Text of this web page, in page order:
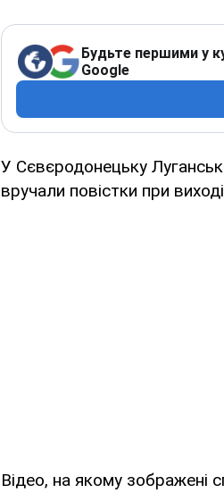
Будьте першими у
Google
У Сєвєродонецьку
вручали повістки при
Відео, на якому зображені